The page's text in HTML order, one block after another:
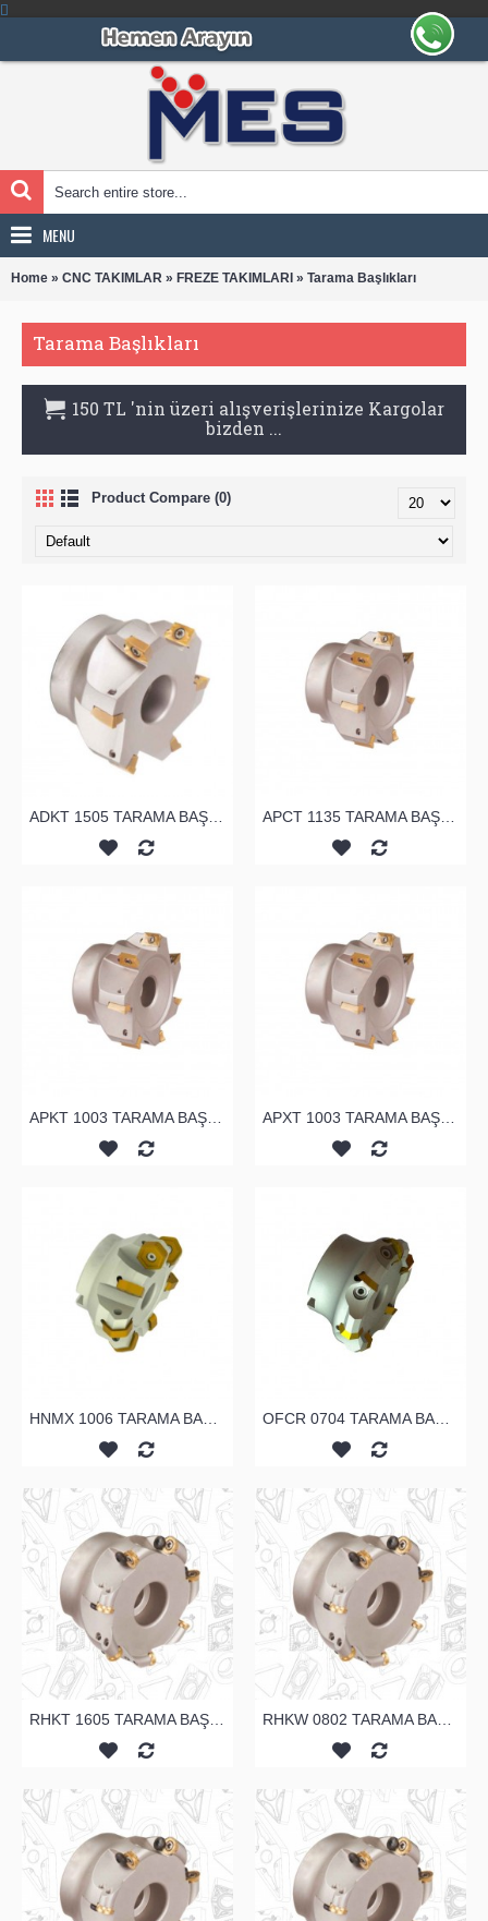
MENU
Home » CNC TAKIMLAR » FREZE TAKIMLARI » Tarama Başlıkları
Tarama Başlıkları
150 TL 'nin üzeri alışverişlerinize Kargolar
bizden ...
Product Compare (0)